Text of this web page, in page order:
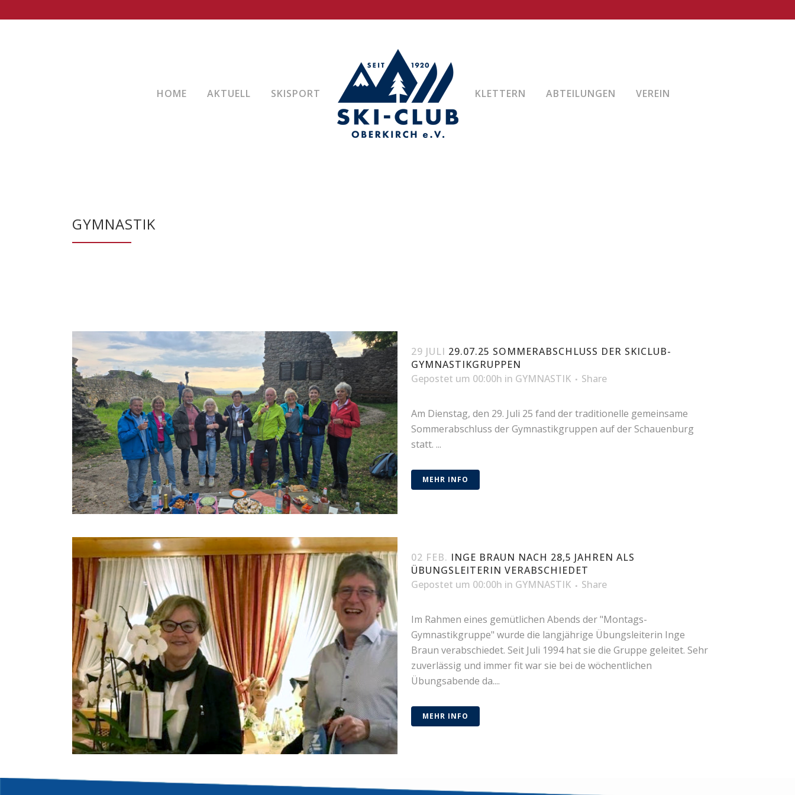
HOME AKTUELL SKISPORT KLETTERN ABTEILUNGEN VEREIN
GYMNASTIK
29 JULI 29.07.25 SOMMERABSCHLUSS DER SKICLUB-
GYMNASTIKGRUPPEN
Gepostet um 00:00h in GYMNASTIK Share
Am Dienstag, den 29. Juli 25 fand der traditionelle gemeinsame
Sommerabschluss der Gymnastikgruppen auf der Schauenburg
statt. ...
MEHR INFO
02 FEB. INGE BRAUN NACH 28,5 JAHREN ALS
ÜBUNGSLEITERIN VERABSCHIEDET
Gepostet um 00:00h in GYMNASTIK Share
Im Rahmen eines gemütlichen Abends der "Montags-
Gymnastikgruppe" wurde die langjährige Übungsleiterin Inge
Braun verabschiedet. Seit Juli 1994 hat sie die Gruppe geleitet. Sehr
zuverlässig und immer fit war sie bei de wöchentlichen
Übungsabende da....
MEHR INFO